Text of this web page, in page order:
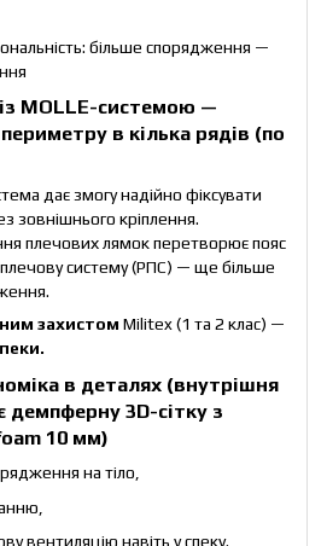
більше спорядження —
MOLLE-системою —
в кілька рядів (по
дає змогу надійно фіксувати
зовнішнього кріплення.
плечових лямок перетворює пояс
систему (РПС) — ще більше
захистом Militex (1 та 2 клас) —
в деталях (внутрішня
демпферну 3D-сітку з
10 мм)
на тіло,
вентиляцію навіть у спеку.